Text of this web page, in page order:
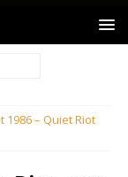
1986 – Quiet Riot